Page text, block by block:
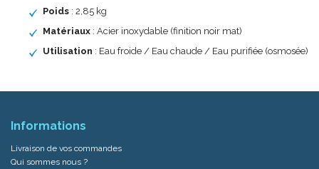
Poids : 2,85 kg
Matériaux : Acier inoxydable (finition noir mat)
Utilisation : Eau froide / Eau chaude / Eau purifiée (osmosée)
Informations
Livraison de vos commandes
Qui sommes nous ?